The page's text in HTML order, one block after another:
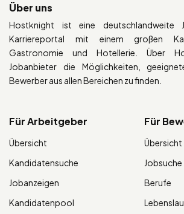
Über uns
Hostknight ist eine deutschlandweite
Karriereportal mit einem großen
Gastronomie und Hotellerie. Über
Jobanbieter die Möglichkeiten,
Bewerber aus allen Bereichen zu finden.
Für Arbeitgeber
Übersicht
Kandidatensuche
Jobanzeigen
Kandidatenpool
Für
Übersicht
Jobsuche
Berufe